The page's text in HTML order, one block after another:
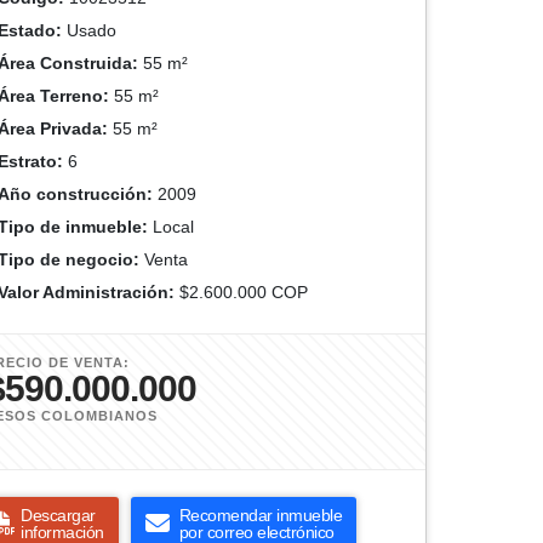
Usado
Construida: 55 m²
Terreno: 55 m²
Privada: 55 m²
6
construcción: 2009
de inmueble: Local
de negocio: Venta
Administración: $2.600.000 COP
DE VENTA:
COLOMBIANOS
Descargar
información
Recomendar inmueble
por correo electrónico